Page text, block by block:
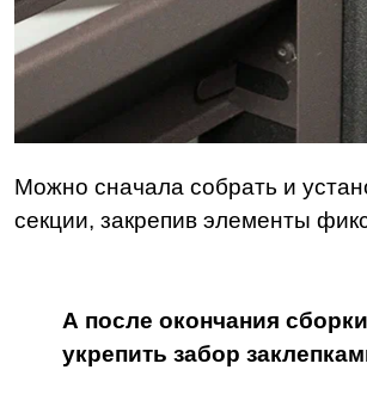
Можно сначала собрать и
секции, закрепив элементы
А после окончания сборки
укрепить забор